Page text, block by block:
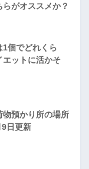
がオススメか？
1個でどれくら
エットに活かそ
物預かり所の場所
日更新